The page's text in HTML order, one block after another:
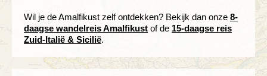
Wil je de Amalfikust zelf ontdekken? Bekijk dan onze 8-
daagse wandelreis Amalfikust of de 15-daagse reis
Zuid-Italië & Sicilië.